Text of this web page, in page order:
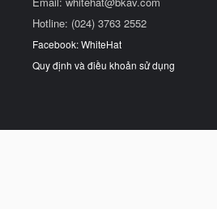
Hotline: (024) 3763 2552
Facebook: WhiteHat
Quy định và điều khoản sử dụng